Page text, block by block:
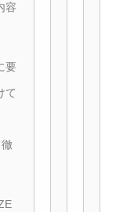
容
要
て